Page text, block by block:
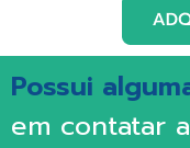
Possui
em contatar